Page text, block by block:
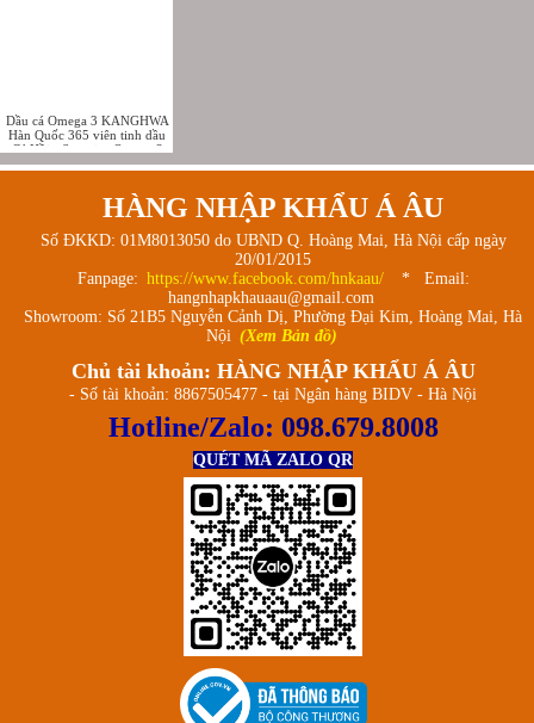
Dầu cá Omega 3 KANGHWA
Hàn Quốc 365 viên tinh dầu
Cá Hồi - Superior Omega 3
& Vitamin E
HÀNG NHẬP KHẨU Á ÂU
Số ĐKKD: 01M8013050 do UBND Q. Hoàng Mai, Hà Nội cấp ngày
20/01/2015
Fanpage: https://www.facebook.com/hnkaau/
* Email:
hangnhapkhauaau@gmail.com
Showroom: Số 21B5 Nguyễn Cảnh Dị, Phường Đại Kim, Hoàng Mai, Hà
Nội (Xem Bản đồ)
Chủ tài khoản: HÀNG NHẬP KHẨU Á ÂU
- Số tài khoản: 8867505477 - tại Ngân hàng BIDV - Hà Nội
Hotline/Zalo: 098.679.8008
QUÉT MÃ ZALO QR